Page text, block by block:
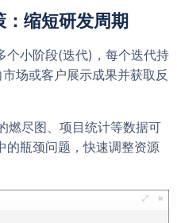
缩短研发周期
个小阶段(迭代)，每个迭代持
场或客户展示成果并获取反
燃尽图、项目统计等数据可
的瓶颈问题，快速调整资源